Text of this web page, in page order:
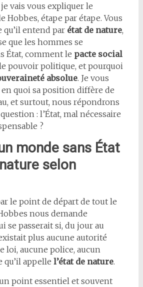
vais vous expliquer le
Hobbes, étape par étape. Vous
entend par état de nature,
que les hommes se
État, comment le pacte social
pouvoir politique, et pourquoi
absolue. Je vous
quoi sa position diffère de
et surtout, nous répondrons
: l’État, mal nécessaire
?
monde sans État
selon
le point de départ de tout le
nous demande
se passerait si, du jour au
plus aucune autorité
loi, aucune police, aucun
qu’il appelle l’état de nature.
point essentiel et souvent